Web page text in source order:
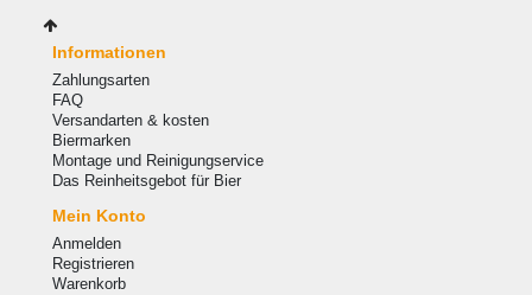
Informationen
Zahlungsarten
FAQ
Versandarten & kosten
Biermarken
Montage und Reinigungservice
Das Reinheitsgebot für Bier
Mein Konto
Anmelden
Registrieren
Warenkorb